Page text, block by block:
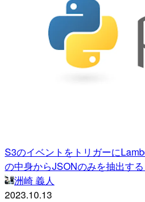
S3のイベントをトリガーに
の中身からJSONのみを抽出する
洲崎 義人
2023.10.13